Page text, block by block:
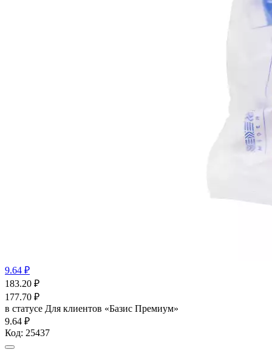
9.64 ₽
183.20 ₽
177.70 ₽
в статусе Для клиентов «Базис Премиум»
9.64 ₽
Код: 25437